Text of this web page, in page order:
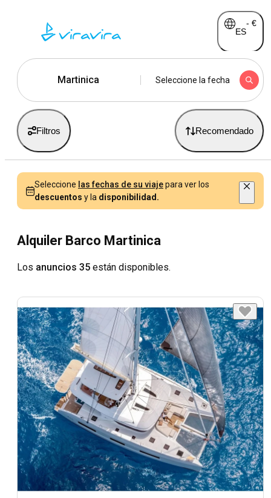
ES
- €
Martinica Seleccione la fecha
Filtros Recomendado
Seleccione las fechas de su viajepara ver los
descuentos y la disponibilidad.
Alquiler Barco Martinica
Los anuncios 35 están disponibles.